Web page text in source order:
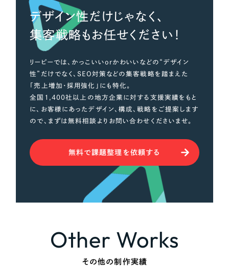
デザイン性だけじゃなく、
集客戦略もお任せください！
リーピーでは、かっこいいorかわいいなどの“デザイン
性”だけでなく、SEO対策などの集客戦略を踏まえた
「売上増加・採用強化」にも特化。
全国1,400社以上の地方企業に対する支援実績をもと
に、お客様にあったデザイン、構成、戦略をご提案します
ので、まずは無料相談よりお問い合わせくださいませ。
無料で課題整理を依頼する
Other Works
その他の制作実績